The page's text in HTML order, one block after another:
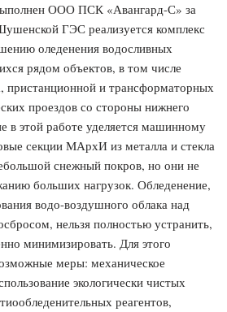
ООО ПСК «Авангард-С» за
ГЭС реализуется комплекс
оледенения водосливных
рядом объектов, в том числе
и трансформаторных
проездов со стороны нижнего
в этой работе уделяется машинному
секции МАрхИ из металла и стекла
снежный покров, но они не
больших нагрузок. Обледенение,
водо-воздушного облака над
нельзя полностью устранить,
минимизировать. Для этого
меры: механическое
экологически чистых
реагентов,